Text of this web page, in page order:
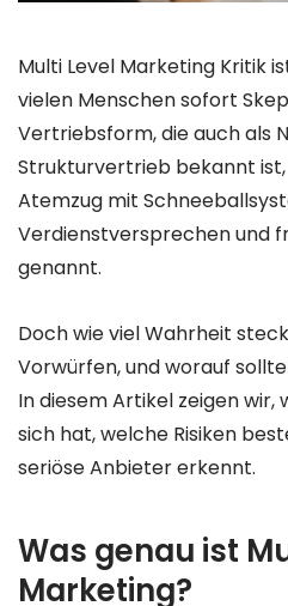
Multi Level Marketing Kritik
vielen Menschen sofort
Vertriebsform, die auch als
Strukturvertrieb bekannt
Atemzug mit
Verdienstversprechen und
genannt.
Doch wie viel Wahrheit
Vorwürfen, und worauf
In diesem Artikel zeigen wir,
sich hat, welche Risiken
seriöse Anbieter erkennt.
Was genau ist
Marketing?